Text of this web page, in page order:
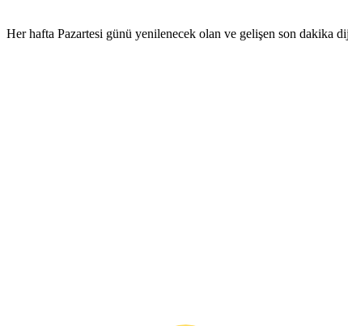
Her hafta Pazartesi günü yenilenecek olan ve gelişen son dakika